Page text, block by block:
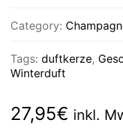
Category:
Tags: duftkerze,
Winterduft
27,95€ inkl.